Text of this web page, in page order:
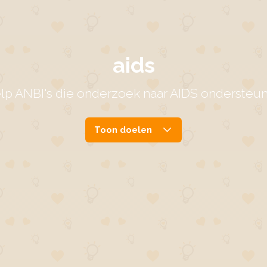
aids
ANBI's die onderzoek naar AIDS
Toon doelen